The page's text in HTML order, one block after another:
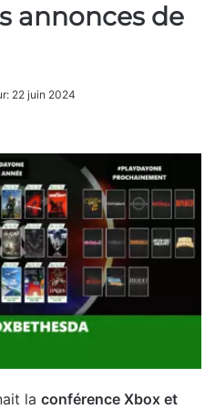
annonces de
22 juin 2024
la conférence Xbox et